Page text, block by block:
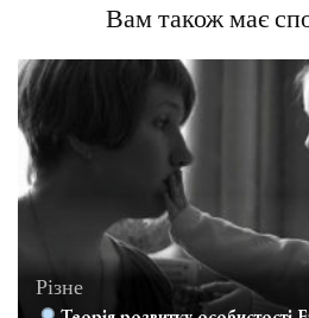
Вам також має
Різне